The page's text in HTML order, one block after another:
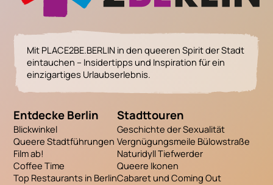
Mit PLACE2BE.BERLIN in den queeren Spirit der Stadt
eintauchen – Insidertipps und Inspiration für ein
einzigartiges Urlaubserlebnis.
Entdecke Berlin
Blickwinkel
Queere Stadtführungen
Film ab!
Coffee Time
Top Restaurants in Berlin
Stadttouren
Geschichte der Sexualität
Vergnügungsmeile Bülowstraße
Naturidyll Tiefwerder
Queere Ikonen
Cabaret und Coming Out